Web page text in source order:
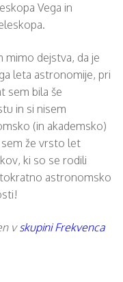
Vega in
mimo dejstva, da je
leta astronomije, pri
sem bila še
in si nisem
(in akademsko)
sem že vrsto let
ki so se rodili
astronomsko
vskupini Frekvenca